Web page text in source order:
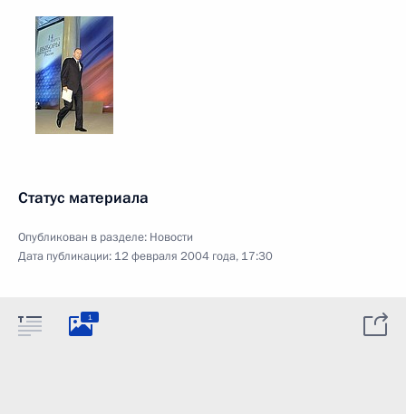
Статус материала
Опубликован в разделе: Новости
Дата публикации: 12 февраля 2004 года, 17:30
1